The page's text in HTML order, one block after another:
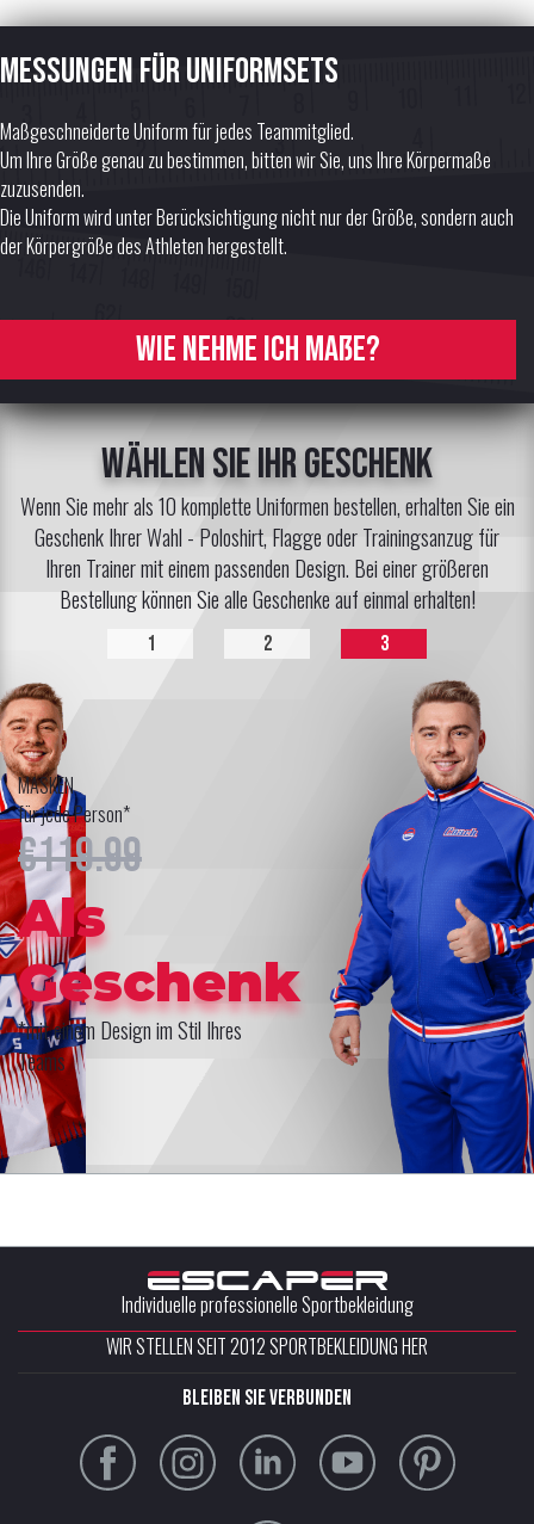
Messungen für Uniformsets
Maßgeschneiderte Uniform für jedes Teammitglied.
Um Ihre Größe genau zu bestimmen, bitten wir Sie, uns Ihre Körpermaße
zuzusenden.
Die Uniform wird unter Berücksichtigung nicht nur der Größe, sondern auch
der Körpergröße des Athleten hergestellt.
Wie nehme ich Maße?
Wählen Sie Ihr Geschenk
Wenn Sie mehr als 10 komplette Uniformen bestellen, erhalten Sie ein
Geschenk Ihrer Wahl - Poloshirt, Flagge oder Trainingsanzug für
Ihren Trainer mit einem passenden Design. Bei einer größeren
Bestellung können Sie alle Geschenke auf einmal erhalten!
MASKEN
für jede Person*
€119.99
Als
Geschenk
*mit einem Design im Stil Ihres
Teams
1 2 3
Individuelle professionelle Sportbekleidung
WIR STELLEN SEIT 2012 SPORTBEKLEIDUNG HER
Bleiben Sie verbunden